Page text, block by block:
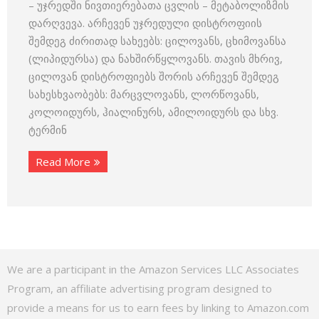
– უჯრედში ნივთიერებათა ცვლის – მეტაბოლიზმის
დარღვევა. არჩევენ უჯრედული დისტროფიის
შემდეგ ძირითად სახეებს: ცილოვანს, ცხიმოვანსა
(ლიპიდურსა) და ნახშირ­წყლოვანს. თავის მხრივ,
ცილოვან დისტროფიებს შორის არჩევენ შემდეგ
სახესხვაობებს: მარცვლოვანს, ლორწოვანს,
კოლოიდურს, ჰიალინურს, ამილოიდურს და სხვ.
ტერმინ
Read More
We are a participant in the Amazon Services LLC Associates
Program, an affiliate advertising program designed to
provide a means for us to earn fees by linking to Amazon.com